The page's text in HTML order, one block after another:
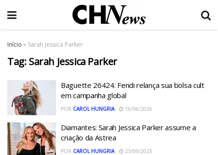
Início » Sarah Jessica Parker
Tag: Sarah Jessica Parker
Baguette 26424: Fendi relança sua bolsa cult
em campanha global
POR CAROL HUNGRIA 16/06/2026
Diamantes: Sarah Jessica Parker assume a
criação da Astrea
POR CAROL HUNGRIA 23/09/2025